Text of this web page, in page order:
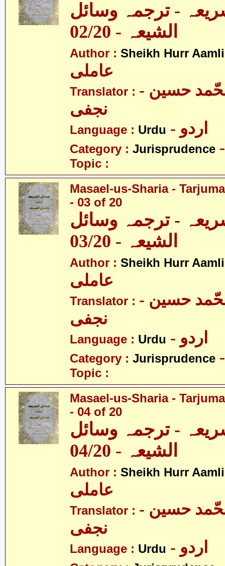
- ترجمہ وسائل
الشیعہ - 02/20
Author : Sheikh Hurr Aamli
عاملی
Translator : - آیت اللہ محّمد حسین
نجفی
Language : Urdu - اردو
Category : Jurisprudence
Topic :
Masael-us-Sharia -
- 03 of 20
- ترجمہ وسائل
الشیعہ - 03/20
Author : Sheikh Hurr Aamli
عاملی
Translator : - آیت اللہ محّمد حسین
نجفی
Language : Urdu - اردو
Category : Jurisprudence
Topic :
Masael-us-Sharia -
- 04 of 20
- ترجمہ وسائل
الشیعہ - 04/20
Author : Sheikh Hurr Aamli
عاملی
Translator : - آیت اللہ محّمد حسین
نجفی
Language : Urdu - اردو